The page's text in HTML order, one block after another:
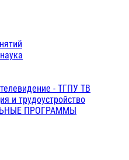
- ТГПУ ТВ
и трудоустройство
ПРОГРАММЫ